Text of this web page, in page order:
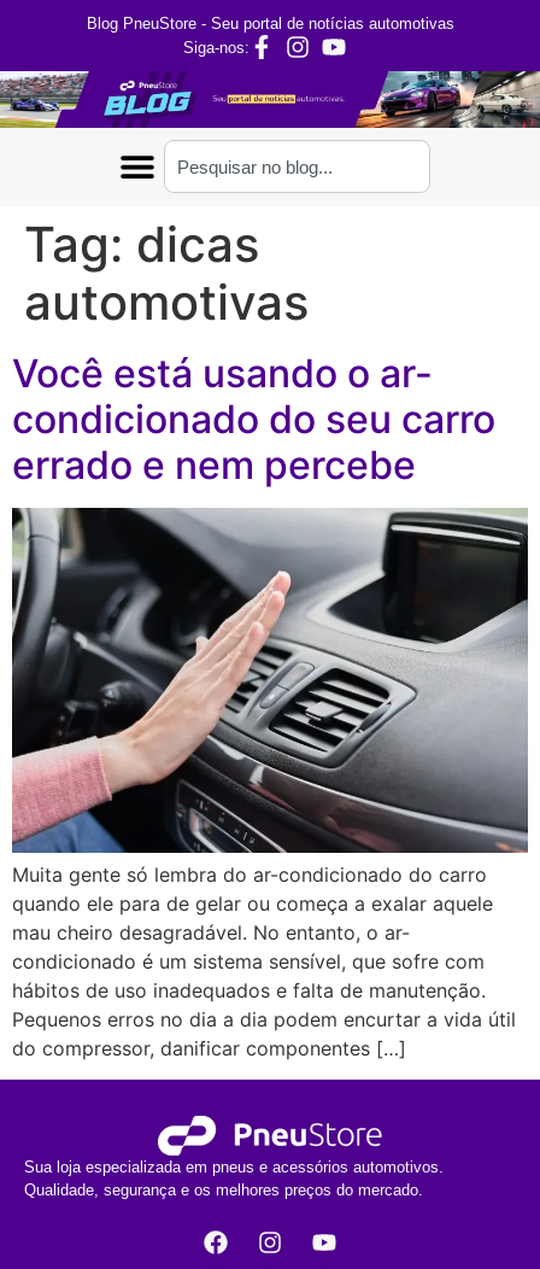
Blog PneuStore - Seu portal de notícias automotivas
Siga-nos:
Tag: dicas
automotivas
Você está usando o ar-
condicionado do seu carro
errado e nem percebe
Muita gente só lembra do ar-condicionado do carro
quando ele para de gelar ou começa a exalar aquele
mau cheiro desagradável. No entanto, o ar-
condicionado é um sistema sensível, que sofre com
hábitos de uso inadequados e falta de manutenção.
Pequenos erros no dia a dia podem encurtar a vida útil
do compressor, danificar componentes […]
Sua loja especializada em pneus e acessórios automotivos.
Qualidade, segurança e os melhores preços do mercado.